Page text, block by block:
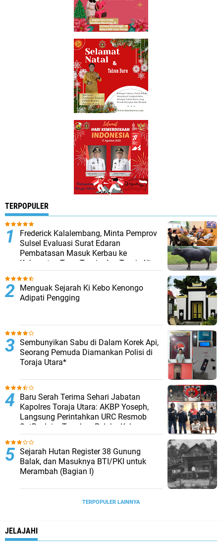
TERPOPULER
Frederick Kalalembang, Minta Pemprov
Sulsel Evaluasi Surat Edaran
Pembatasan Masuk Kerbau ke
Kabupaten Tana Toraja dan Toraja Utara
Menguak Sejarah Ki Kebo Kenongo
Adipati Pengging
Sembunyikan Sabu di Dalam Korek Api,
Seorang Pemuda Diamankan Polisi di
Toraja Utara*
Baru Serah Terima Sehari Jabatan
Kapolres Toraja Utara: AKBP Yoseph,
Langsung Perintahkan URC Resmob
SatReskrim Tangkap Pelaku Kekerasan
Seksual Anak Di Bawah Umur
Sejarah Hutan Register 38 Gunung
Balak, dan Masuknya BTI/PKI untuk
Merambah (Bagian I)
TERPOPULER LAINNYA
JELAJAHI